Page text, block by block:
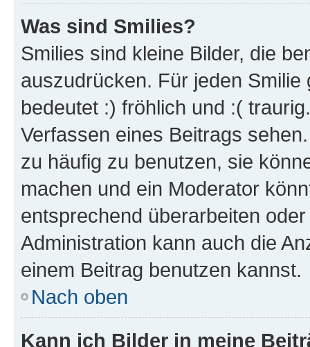
Was sind Smilies?
Smilies sind kleine Bilder, die
auszudrücken. Für jeden
bedeutet :) fröhlich und :(
Verfassen eines Beitrags
zu häufig zu benutzen, sie
machen und ein Moderator
entsprechend überarbeiten
Administration kann auch die
einem Beitrag benutzen kannst.
Nach oben
Kann ich Bilder in meine